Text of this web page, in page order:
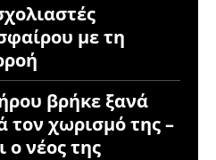
με τη
βρήκε ξανά
τον χωρισμό της –
ο νέος της